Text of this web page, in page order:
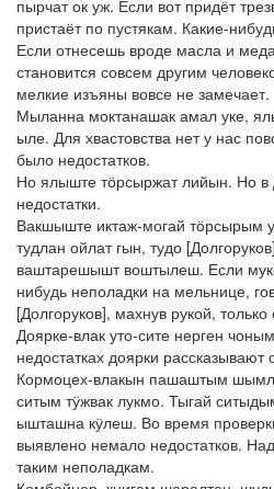
пырчат ок уж. Если вот придёт
пристаёт по пустякам. Какие-
Если отнесешь вроде масла и
становится совсем другим
мелкие изъяны вовсе не замечает.
Мыланна моктанашак амал уке,
ыле. Для хвастовства нет у нас
было недостатков.
Но ялыште тӧрсыржат лийын. Но в
недостатки.
Вакшыште иктаж-могай
тудлан ойлат гын, тудо
ваштарешышт воштылеш. Если
нибудь неполадки на мельнице,
[Долгоруков], махнув рукой, только
Доярке-влак уто-сите нерген
недостатках доярки рассказывают
Кормоцех-влакын пашаштым
ситым тӱжвак лукмо. Тыгай
ышташна кӱлеш. Во время
выявлено немало недостатков.
таким неполадкам.